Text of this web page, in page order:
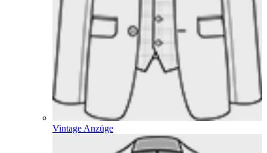
Vintage Anzüge